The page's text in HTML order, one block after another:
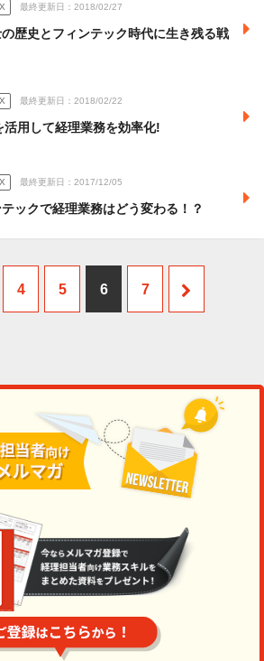
最終更新日：2018/02/27
歴史とフィンテック時代に生き残る戦
最終更新日：2018/02/22
活用して経理業務を効率化!
最終更新日：2017/12/05
ックで経理業務はどう変わる！？
4 5 6 7